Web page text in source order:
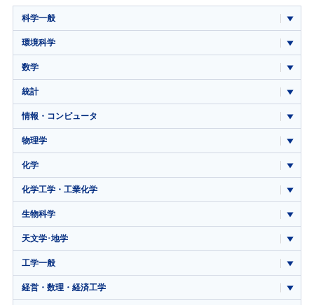
科学一般
環境科学
数学
統計
情報・コンピュータ
物理学
化学
化学工学・工業化学
生物科学
天文学･地学
工学一般
経営・数理・経済工学